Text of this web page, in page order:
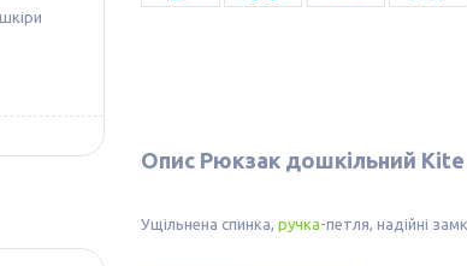
Опис Рюкзак дошкільний Kite
Ущільнена спинка, ручка-петля, надійні